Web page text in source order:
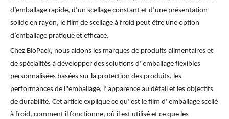
d’emballage rapide, d’un scellage constant et d’une présentation
solide en rayon, le film de scellage à froid peut être une option
d’emballage pratique et efficace.
Chez BioPack, nous aidons les marques de produits alimentaires et
de spécialités à développer des solutions d"emballage flexibles
personnalisées basées sur la protection des produits, les
performances de l"emballage, l"apparence au détail et les objectifs
de durabilité. Cet article explique ce qu"est le film d"emballage scellé
à froid, comment il fonctionne, où il est utilisé et ce que les